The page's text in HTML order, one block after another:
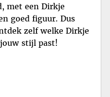
met een Dirkje
goed figuur. Dus
zelf welke Dirkje
stijl past!